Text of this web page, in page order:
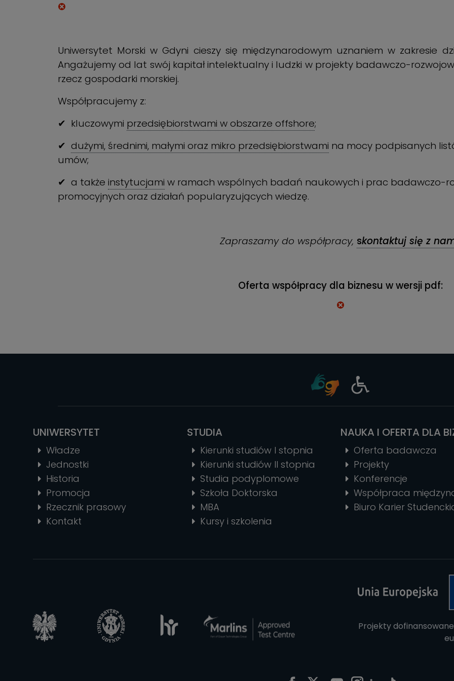
Uniwersytet Morski w Gdyni cieszy się międzynarodowym uznaniem w zakresie
Angażujemy od lat swój kapitał intelektualny i ludzki w projekty badawczo-
rzecz gospodarki morskiej.
Współpracujemy z:
✔ kluczowymi przedsiębiorstwami w obszarze offshore;
✔ dużymi, średnimi, małymi oraz mikro przedsiębiorstwami na mocy podpisanych
umów;
✔ a także instytucjami w ramach wspólnych badań naukowych i prac badawczo-
promocyjnych oraz działań popularyzujących wiedzę.
Zapraszamy do współpracy, skontaktuj się z
Oferta współpracy dla biznesu w wersji pdf:
UNIWERSYTET
Władze
Jednostki
Historia
Promocja
Rzecznik prasowy
Kontakt
STUDIA
Kierunki studiów I stopnia
Kierunki studiów II stopnia
Studia podyplomowe
Szkoła Doktorska
MBA
Kursy i szkolenia
NAUKA I OFERTA DLA
Oferta badawcza
Projekty
Konferencje
Współpraca
Biuro Karier
Projekty